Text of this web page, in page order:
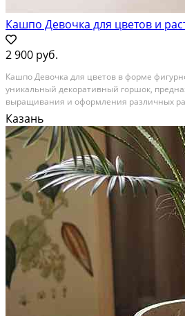
Кашпо Девочка для цветов и
2 900 руб.
Кашпо Девочка для цветов в форме
уникальный декоративный горшок,
выращивания и оформления различных
мох и суккуленты. Цветочное кашпо с
современного материала - фиброцемента,
Казань